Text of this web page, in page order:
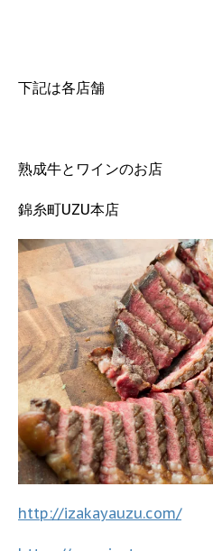
下記は各店舗
熟成牛とワインのお店
錦糸町UZU本店
http://izakayauzu.com/